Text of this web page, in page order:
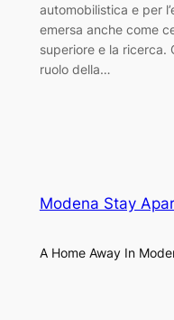
automobilistica e per
emersa anche come
superiore e la ricerca.
ruolo della…
Modena Stay
A Home Away In